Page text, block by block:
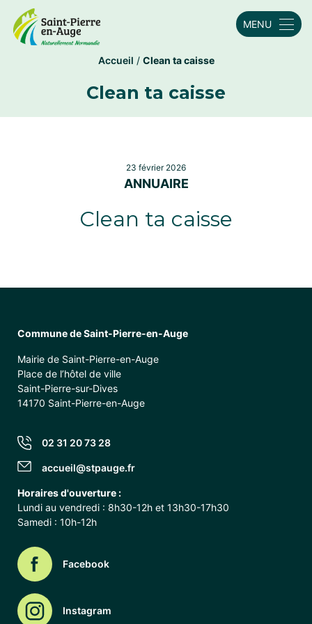
MENU
Accueil / Clean ta caisse
Clean ta caisse
23 février 2026
ANNUAIRE
Clean ta caisse
Commune de Saint-Pierre-en-Auge
Mairie de Saint-Pierre-en-Auge
Place de l’hôtel de ville
Saint-Pierre-sur-Dives
14170 Saint-Pierre-en-Auge
02 31 20 73 28
accueil@stpauge.fr
Horaires d'ouverture :
Lundi au vendredi : 8h30-12h et 13h30-17h30
Samedi : 10h-12h
Facebook
Instagram